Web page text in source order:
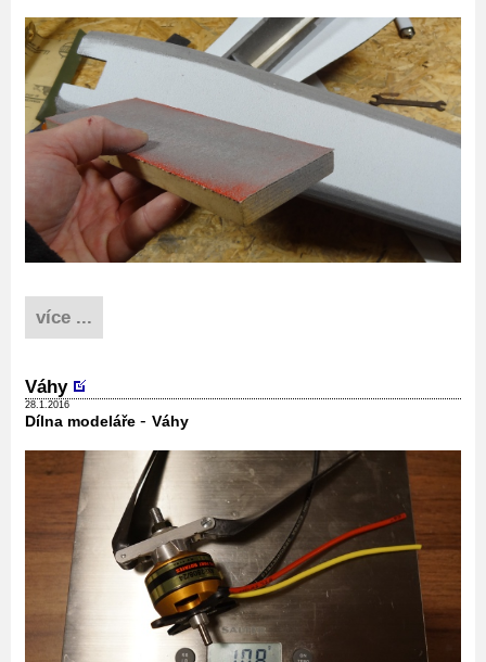
více ...
Váhy
28.1.2016
Dílna modeláře - Váhy